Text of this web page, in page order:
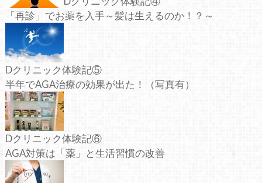
「再診」でお薬を入手～髪は生えるのか！？～
Dクリニック体験記⑤
半年でAGA治療の効果が出た！（写真有）
Dクリニック体験記⑥
AGA対策は「薬」と生活習慣の改善